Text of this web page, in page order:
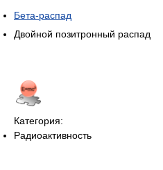
Бета-распад
Двойной позитронный распад
Категория:
Радиоактивность